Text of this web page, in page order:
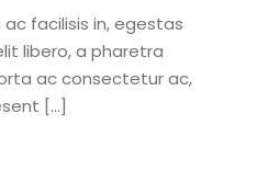
facilisis in, egestas
libero, a pharetra
ac consectetur ac,
[…]